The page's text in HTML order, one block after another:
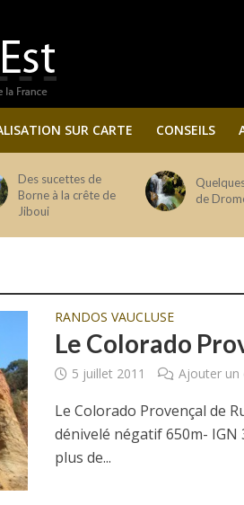
SUR CARTE CONSEILS
Des sucettes de
Borne à la crête de
Jiboui
de
RANDOS VAUCLUSE
Le Colorado
5 juillet 2011 Ajouter un
Le Colorado Provençal de
dénivelé négatif 650m- IGN
plus de...